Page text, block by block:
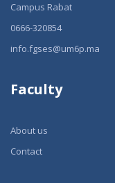
Campus Rabat
0666-320854
info.fgses@um6p.ma
Faculty
About us
Contact